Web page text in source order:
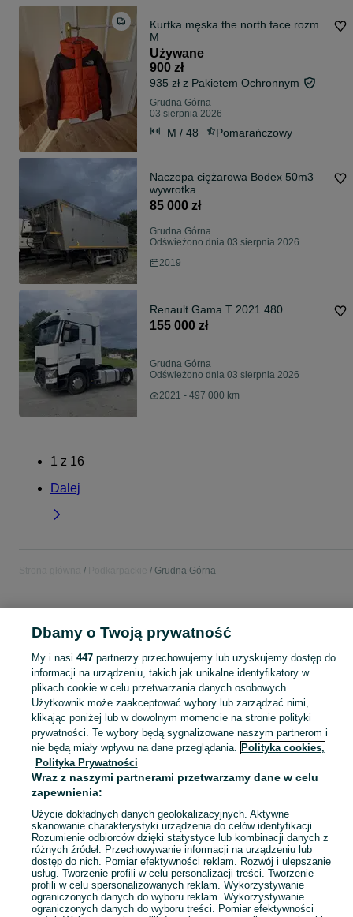
Kurtka męska the north face rozm
M
Używane
900 zł
935 zł z Pakietem Ochronnym
Grudna Górna
03 sierpnia 2026
M / 48 Pomarańczowy
Naczepa ciężarowa Bodex 50m3
wywrotka
85 000 zł
Grudna Górna
Odświeżono dnia 03 sierpnia 2026
2019
Renault Gama T 2021 480
155 000 zł
Grudna Górna
Odświeżono dnia 03 sierpnia 2026
2021 - 497 000 km
1 z 16
Dalej
Grudna Górna
suret zbiornik na deszczówkę
Skorzystaj z największego serwisu ogłoszeniowego - Grudna Górna i okolice! Kupuj to, czego pragniesz i sprzedawaj to, czego już nie potrzebujesz! Zobacz
Mapa kategorii
Mapa miejscowości
Mapa ministron
Popularne wyszukiwania
Dbamy o Twoją prywatność
My i nasi 447partnerzy przechowujemy lub uzyskujemy dostęp do
informacji na urządzeniu, takich jak unikalne identyfikatory w
plikach cookie w celu przetwarzania danych osobowych.
Użytkownik może zaakceptować wybory lub zarządzać nimi,
klikając poniżej lub w dowolnym momencie na stronie polityki
prywatności. Te wybory będą sygnalizowane naszym partnerom i
nie będą miały wpływu na dane przeglądania. Polityka cookies,
Polityka Prywatności
Wraz z naszymi partnerami przetwarzamy dane w celu
zapewnienia:
Użycie dokładnych danych geolokalizacyjnych. Aktywne
skanowanie charakterystyki urządzenia do celów identyfikacji.
Rozumienie odbiorców dzięki statystyce lub kombinacji danych z
różnych źródeł. Przechowywanie informacji na urządzeniu lub
dostęp do nich. Pomiar efektywności reklam. Rozwój i ulepszanie
usług. Tworzenie profili w celu personalizacji treści. Tworzenie
profili w celu spersonalizowanych reklam. Wykorzystywanie
ograniczonych danych do wyboru reklam. Wykorzystywanie
ograniczonych danych do wyboru treści. Pomiar efektywności